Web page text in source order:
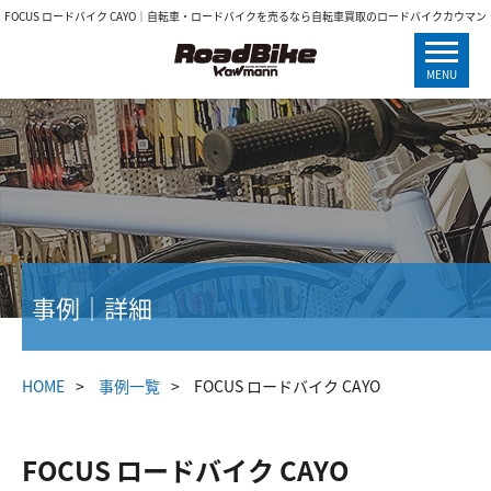
FOCUS ロードバイク CAYO｜自転車・ロードバイクを売るなら自転車買取のロードバイクカウマン
MENU
事例｜詳細
HOME 事例一覧 FOCUS ロードバイク CAYO
FOCUS ロードバイク CAYO